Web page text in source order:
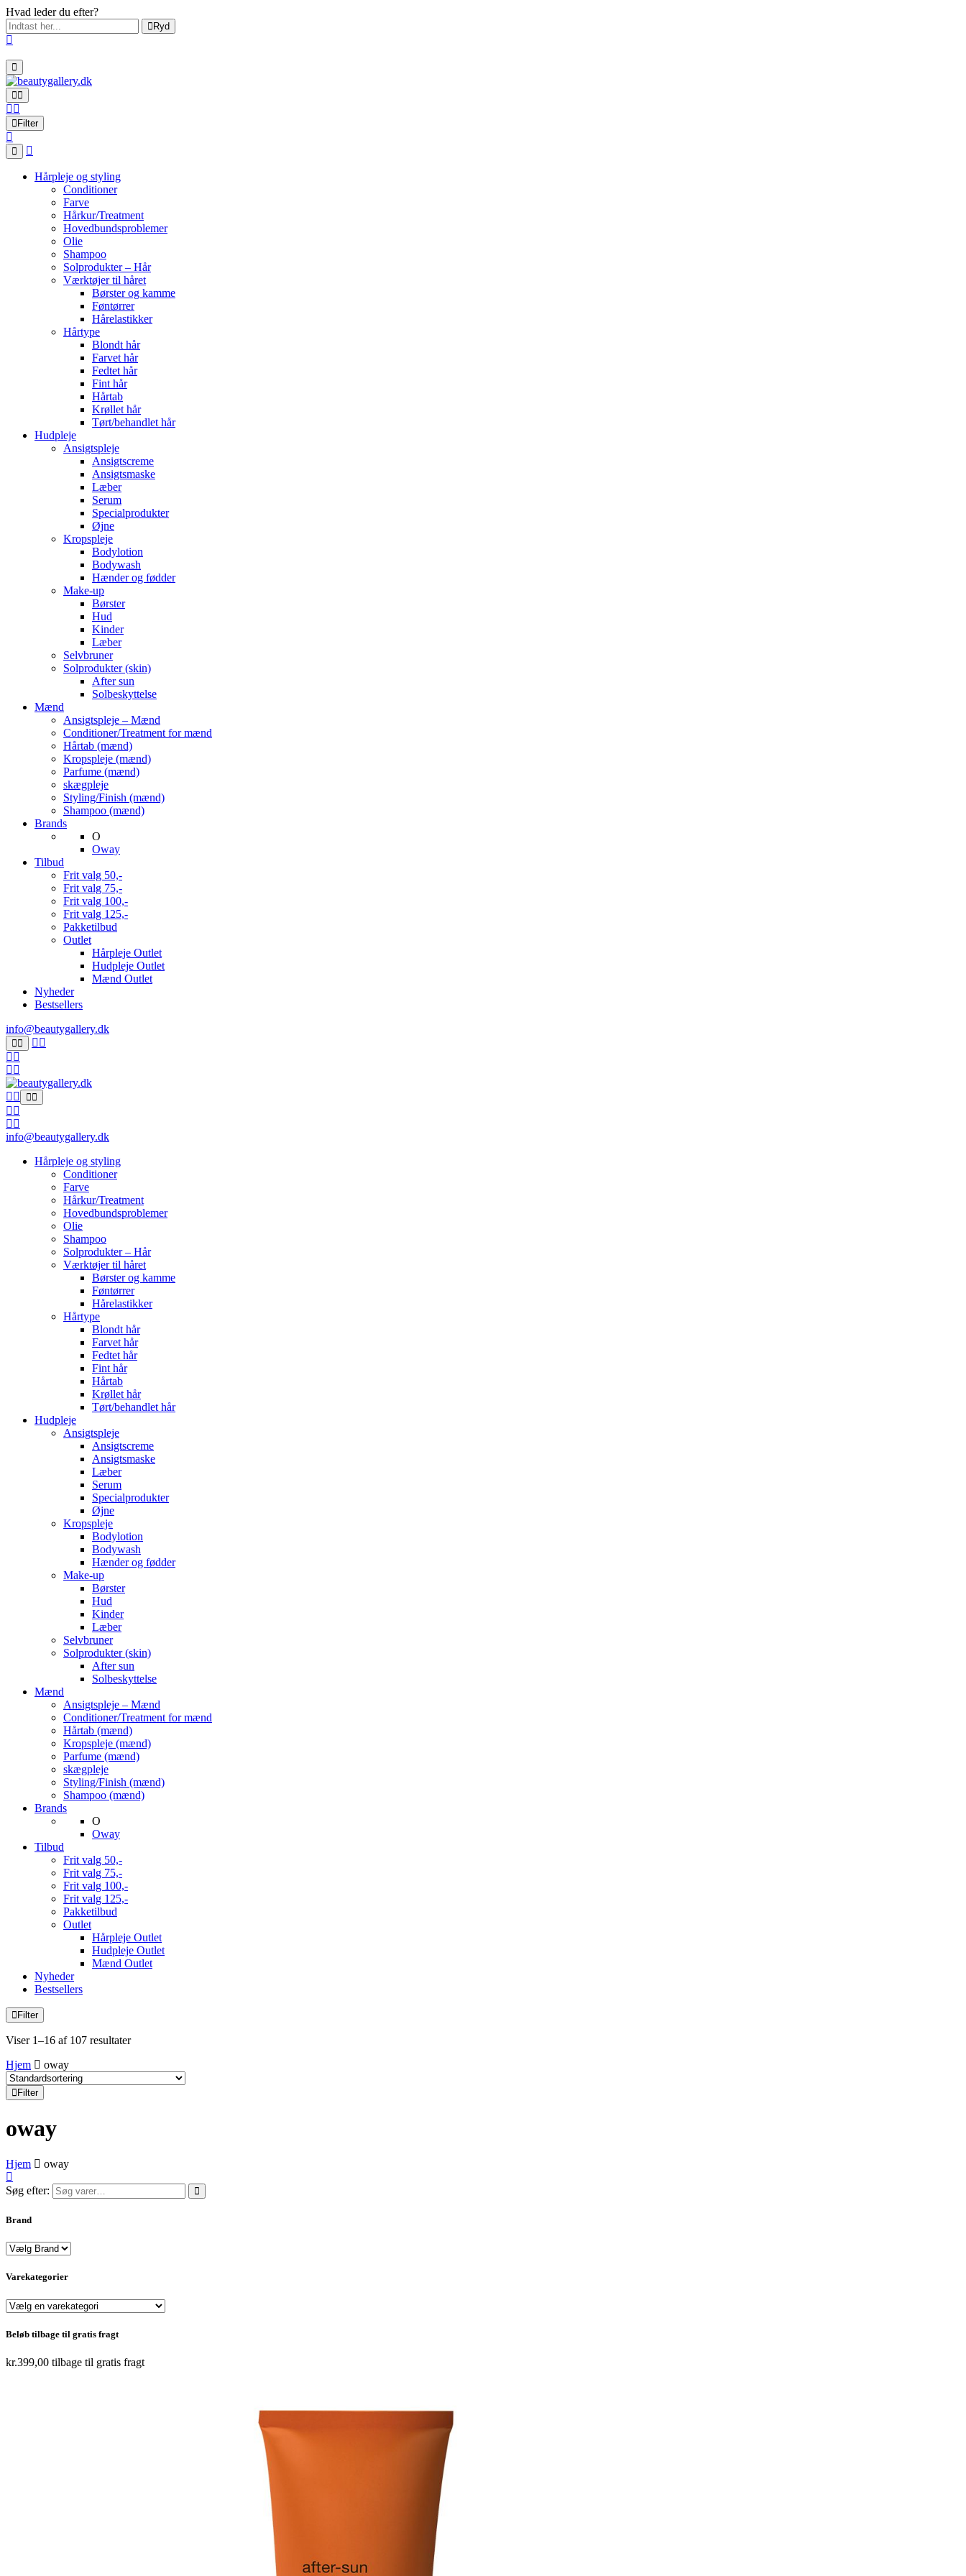
Hvad leder du efter?
Ryd
Filter
Hårpleje og styling
Conditioner
Farve
Hårkur/Treatment
Hovedbundsproblemer
Olie
Shampoo
Solprodukter – Hår
Værktøjer til håret
Børster og kamme
Føntørrer
Hårelastikker
Hårtype
Blondt hår
Farvet hår
Fedtet hår
Fint hår
Hårtab
Krøllet hår
Tørt/behandlet hår
Hudpleje
Ansigtspleje
Ansigtscreme
Ansigtsmaske
Læber
Serum
Specialprodukter
Øjne
Kropspleje
Bodylotion
Bodywash
Hænder og fødder
Make-up
Børster
Hud
Kinder
Læber
Selvbruner
Solprodukter (skin)
After sun
Solbeskyttelse
Mænd
Ansigtspleje – Mænd
Conditioner/Treatment for mænd
Hårtab (mænd)
Kropspleje (mænd)
Parfume (mænd)
skægpleje
Styling/Finish (mænd)
Shampoo (mænd)
Brands
O
Oway
Tilbud
Frit valg 50,-
Frit valg 75,-
Frit valg 100,-
Frit valg 125,-
Pakketilbud
Outlet
Hårpleje Outlet
Hudpleje Outlet
Mænd Outlet
Nyheder
Bestsellers
info@beautygallery.dk
info@beautygallery.dk
Hårpleje og styling
Conditioner
Farve
Hårkur/Treatment
Hovedbundsproblemer
Olie
Shampoo
Solprodukter – Hår
Værktøjer til håret
Børster og kamme
Føntørrer
Hårelastikker
Hårtype
Blondt hår
Farvet hår
Fedtet hår
Fint hår
Hårtab
Krøllet hår
Tørt/behandlet hår
Hudpleje
Ansigtspleje
Ansigtscreme
Ansigtsmaske
Læber
Serum
Specialprodukter
Øjne
Kropspleje
Bodylotion
Bodywash
Hænder og fødder
Make-up
Børster
Hud
Kinder
Læber
Selvbruner
Solprodukter (skin)
After sun
Solbeskyttelse
Mænd
Ansigtspleje – Mænd
Conditioner/Treatment for mænd
Hårtab (mænd)
Kropspleje (mænd)
Parfume (mænd)
skægpleje
Styling/Finish (mænd)
Shampoo (mænd)
Brands
O
Oway
Tilbud
Frit valg 50,-
Frit valg 75,-
Frit valg 100,-
Frit valg 125,-
Pakketilbud
Outlet
Hårpleje Outlet
Hudpleje Outlet
Mænd Outlet
Nyheder
Bestsellers
Filter
Viser 1–16 af 107 resultater
Hjem
oway
Filter
oway
Hjem oway
Søg efter:
Brand
Varekategorier
Beløb tilbage til gratis fragt
kr.399,00 tilbage til gratis fragt